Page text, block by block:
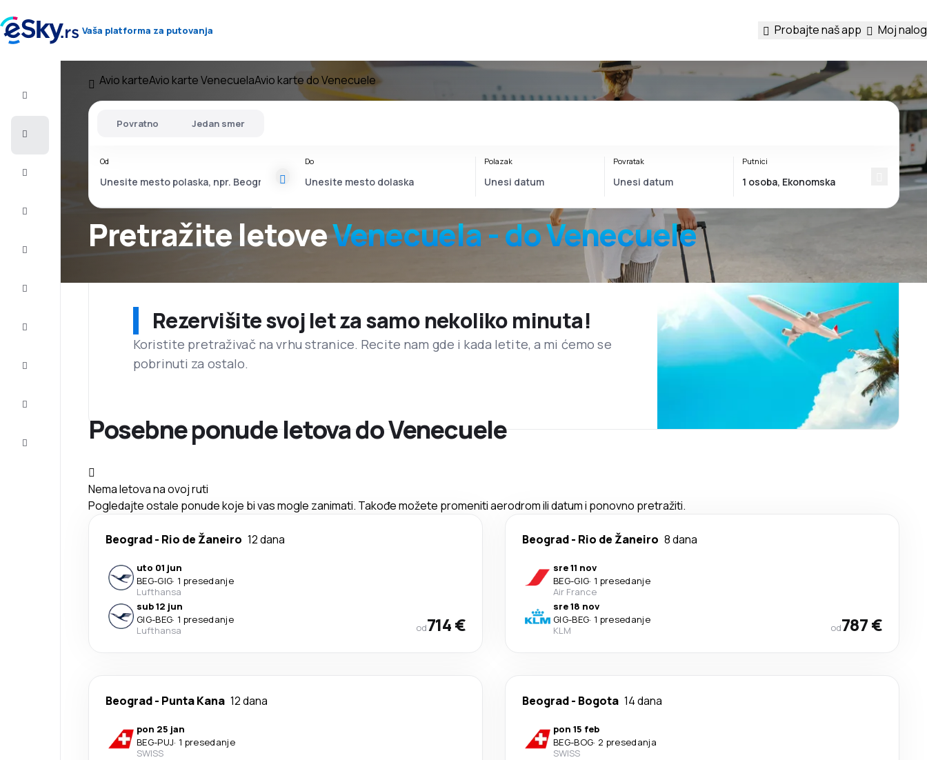
Vaša platforma za putovanja Probajte naš app Moj nalog
Avio karteAvio karte VenecuelaAvio karte do Venecuele
Pretražite letoveVenecuela - do Venecuele
Povratno Jedan smer
Od Do Polazak Povratak Putnici
Rezervišite svoj let za samo nekoliko minuta!
Koristite pretraživač na vrhu stranice. Recite nam gde i kada letite, a mi ćemo se
pobrinuti za ostalo.
Posebne ponude letova do Venecuele
Nema letova na ovoj ruti
Pogledajte ostale ponude koje bi vas mogle zanimati. Takođe možete promeniti aerodrom ili datum i ponovno pretražiti.
Beograd- Rio de Žaneiro 12 dana
uto 01 jun
BEG-GIG· 1 presedanje
Lufthansa
sub 12 jun
GIG-BEG· 1 presedanje
Lufthansa
od714 €
Beograd- Rio de Žaneiro 8 dana
sre 11 nov
BEG-GIG· 1 presedanje
Air France
sre 18 nov
GIG-BEG· 1 presedanje
KLM
od787 €
Beograd- Punta Kana 12 dana
pon 25 jan
BEG-PUJ· 1 presedanje
SWISS
Beograd- Bogota 14 dana
pon 15 feb
BEG-BOG· 2 presedanja
SWISS